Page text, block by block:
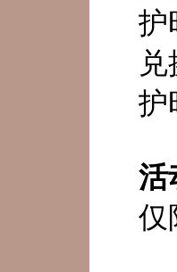
护
护
活
仅